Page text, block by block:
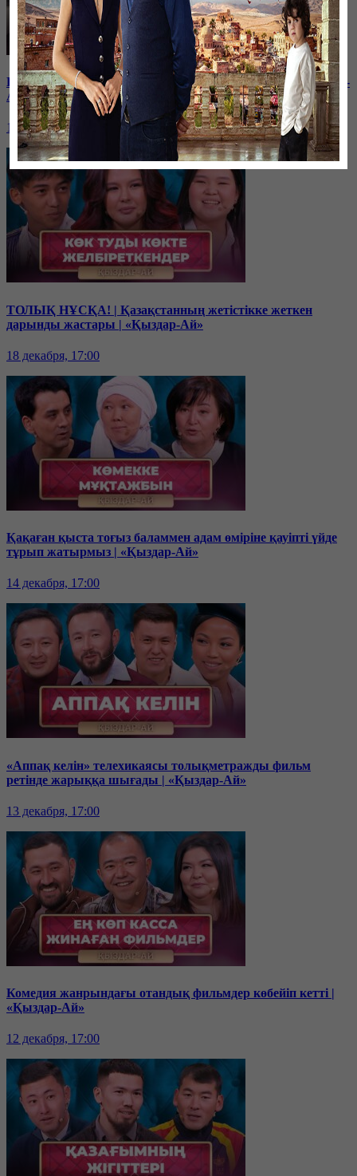
Балам мектептегі буллингтен кейін өзгеріп кетті | «Қыздар-
Ай»
19 декабря, 17:00
ТОЛЫҚ НҰСҚА! | Қазақстанның жетістікке жеткен
дарынды жастары | «Қыздар-Ай»
18 декабря, 17:00
Қақаған қыста тоғыз баламмен адам өміріне қауіпті үйде
тұрып жатырмыз | «Қыздар-Ай»
14 декабря, 17:00
«Аппақ келін» телехикаясы толықметражды фильм
ретінде жарыққа шығады | «Қыздар-Ай»
13 декабря, 17:00
Комедия жанрындағы отандық фильмдер көбейіп кетті |
«Қыздар-Ай»
12 декабря, 17:00